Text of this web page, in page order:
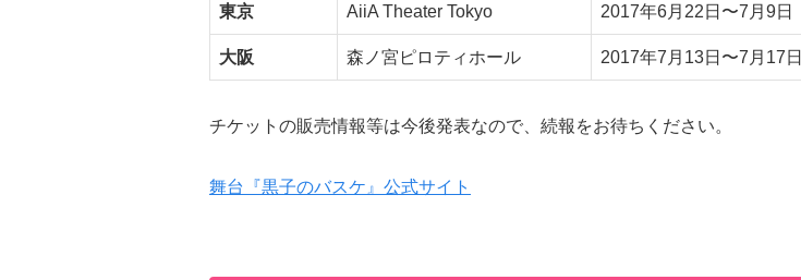
東京 AiiA Theater Tokyo 2017年6月22日〜7月9日
大阪 森ノ宮ピロティホール 2017年7月13日〜7月17日
チケットの販売情報等は今後発表なので、続報をお待ちください。
舞台『黒子のバスケ』公式サイト